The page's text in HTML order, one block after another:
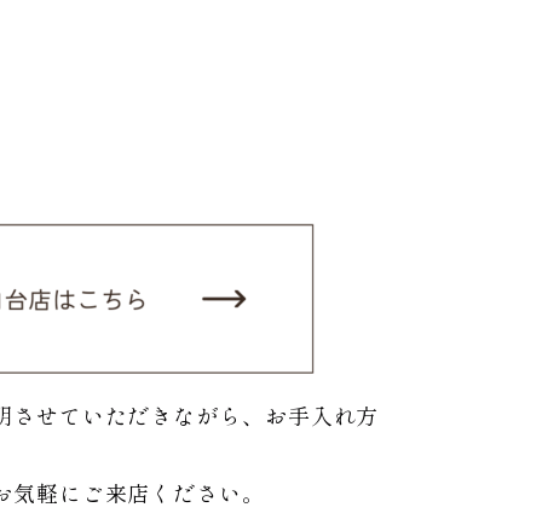
せていただきながら、お手入れ方
軽にご来店ください。